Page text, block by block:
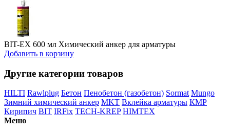
BIT-EX 600 мл Химический анкер для арматуры
Добавить в корзину
Другие категории товаров
HILTI Rawlplug Бетон Пенобетон (газобетон) Sormat Mungo
Зимний химический анкер MKT Вклейка арматуры КМР
Кирипич BIT IRFix TECH-KREP HIMTEX
Меню